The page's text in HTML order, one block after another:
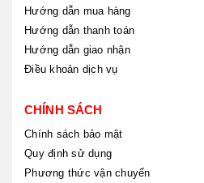
Hướng dẫn mua hàng
Hướng dẫn thanh toán
Hướng dẫn giao nhận
Điều khoản dịch vụ
CHÍNH SÁCH
Chính sách bảo mật
Quy định sử dụng
Phương thức vận chuyển